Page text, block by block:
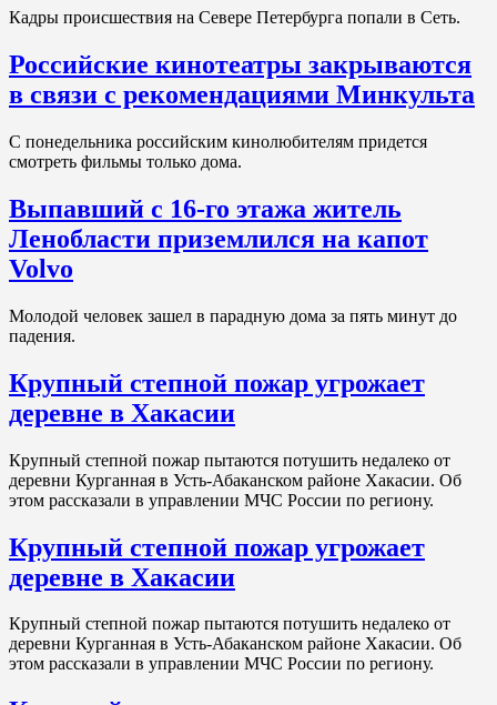
Кадры происшествия на Севере Петербурга попали в Сеть.
Российские кинотеатры закрываются
в связи с рекомендациями Минкульта
С понедельника российским кинолюбителям придется
смотреть фильмы только дома.
Выпавший с 16-го этажа житель
Ленобласти приземлился на капот
Volvo
Молодой человек зашел в парадную дома за пять минут до
падения.
Крупный степной пожар угрожает
деревне в Хакасии
Крупный степной пожар пытаются потушить недалеко от
деревни Курганная в Усть-Абаканском районе Хакасии. Об
этом рассказали в управлении МЧС России по региону.
Крупный степной пожар угрожает
деревне в Хакасии
Крупный степной пожар пытаются потушить недалеко от
деревни Курганная в Усть-Абаканском районе Хакасии. Об
этом рассказали в управлении МЧС России по региону.